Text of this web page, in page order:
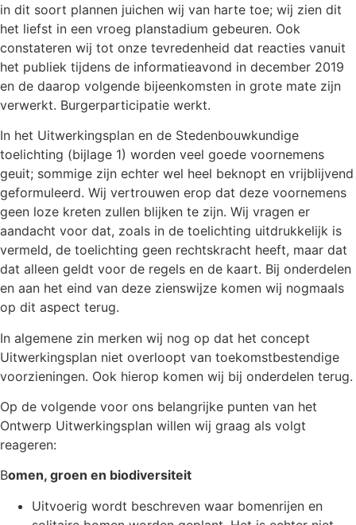
in dit soort plannen juichen wij van harte toe; wij zien dit
het liefst in een vroeg planstadium gebeuren. Ook
constateren wij tot onze tevredenheid dat reacties vanuit
het publiek tijdens de informatieavond in december 2019
en de daarop volgende bijeenkomsten in grote mate zijn
verwerkt. Burgerparticipatie werkt.
In het Uitwerkingsplan en de Stedenbouwkundige
toelichting (bijlage 1) worden veel goede voornemens
geuit; sommige zijn echter wel heel beknopt en vrijblijvend
geformuleerd. Wij vertrouwen erop dat deze voornemens
geen loze kreten zullen blijken te zijn. Wij vragen er
aandacht voor dat, zoals in de toelichting uitdrukkelijk is
vermeld, de toelichting geen rechtskracht heeft, maar dat
dat alleen geldt voor de regels en de kaart. Bij onderdelen
en aan het eind van deze zienswijze komen wij nogmaals
op dit aspect terug.
In algemene zin merken wij nog op dat het concept
Uitwerkingsplan niet overloopt van toekomstbestendige
voorzieningen. Ook hierop komen wij bij onderdelen terug.
Op de volgende voor ons belangrijke punten van het
Ontwerp Uitwerkingsplan willen wij graag als volgt
reageren:
Bomen, groen en biodiversiteit
Uitvoerig wordt beschreven waar bomenrijen en